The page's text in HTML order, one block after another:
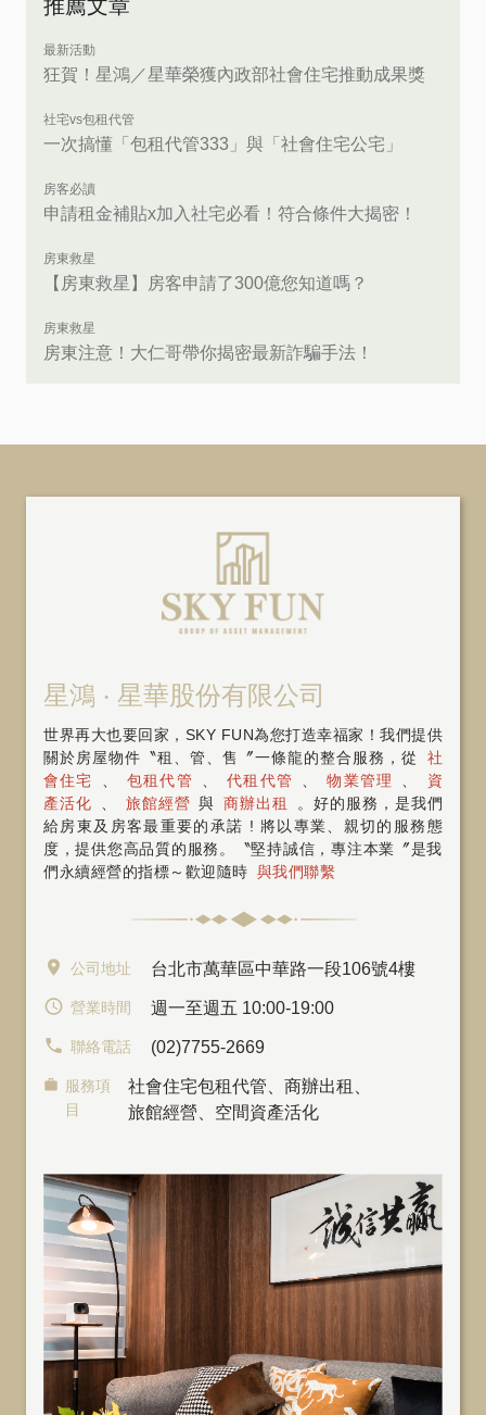
推薦文章
最新活動
狂賀！星鴻／星華榮獲內政部社會住宅推動成果獎
社宅vs包租代管
一次搞懂「包租代管333」與「社會住宅公宅」
房客必讀
申請租金補貼x加入社宅必看！符合條件大揭密！
房東救星
【房東救星】房客申請了300億您知道嗎？
房東救星
房東注意！大仁哥帶你揭密最新詐騙手法！
星鴻 ‧ 星華股份有限公司
世界再大也要回家，SKY FUN為您打造幸福家！我們提供
關於房屋物件〝租、管、售〞一條龍的整合服務，從
社
會住宅
包租代管 代租代管 物業管理
資
產活化
旅館經營 與 商辦出租
。好的服務，是我們
給房東及房客最重要的承諾 ! 將以專業、親切的服務態
度，提供您高品質的服務。〝堅持誠信，專注本業〞是我
們永續經營的指標～歡迎隨時 與我們聯繫
公司地址 台北市萬華區中華路一段106號4樓
營業時間 週一至週五 10:00-19:00
聯絡電話 (02)7755-2669
服務項
目
社會住宅包租代管 、商辦出租
旅館經營、空間資產活化